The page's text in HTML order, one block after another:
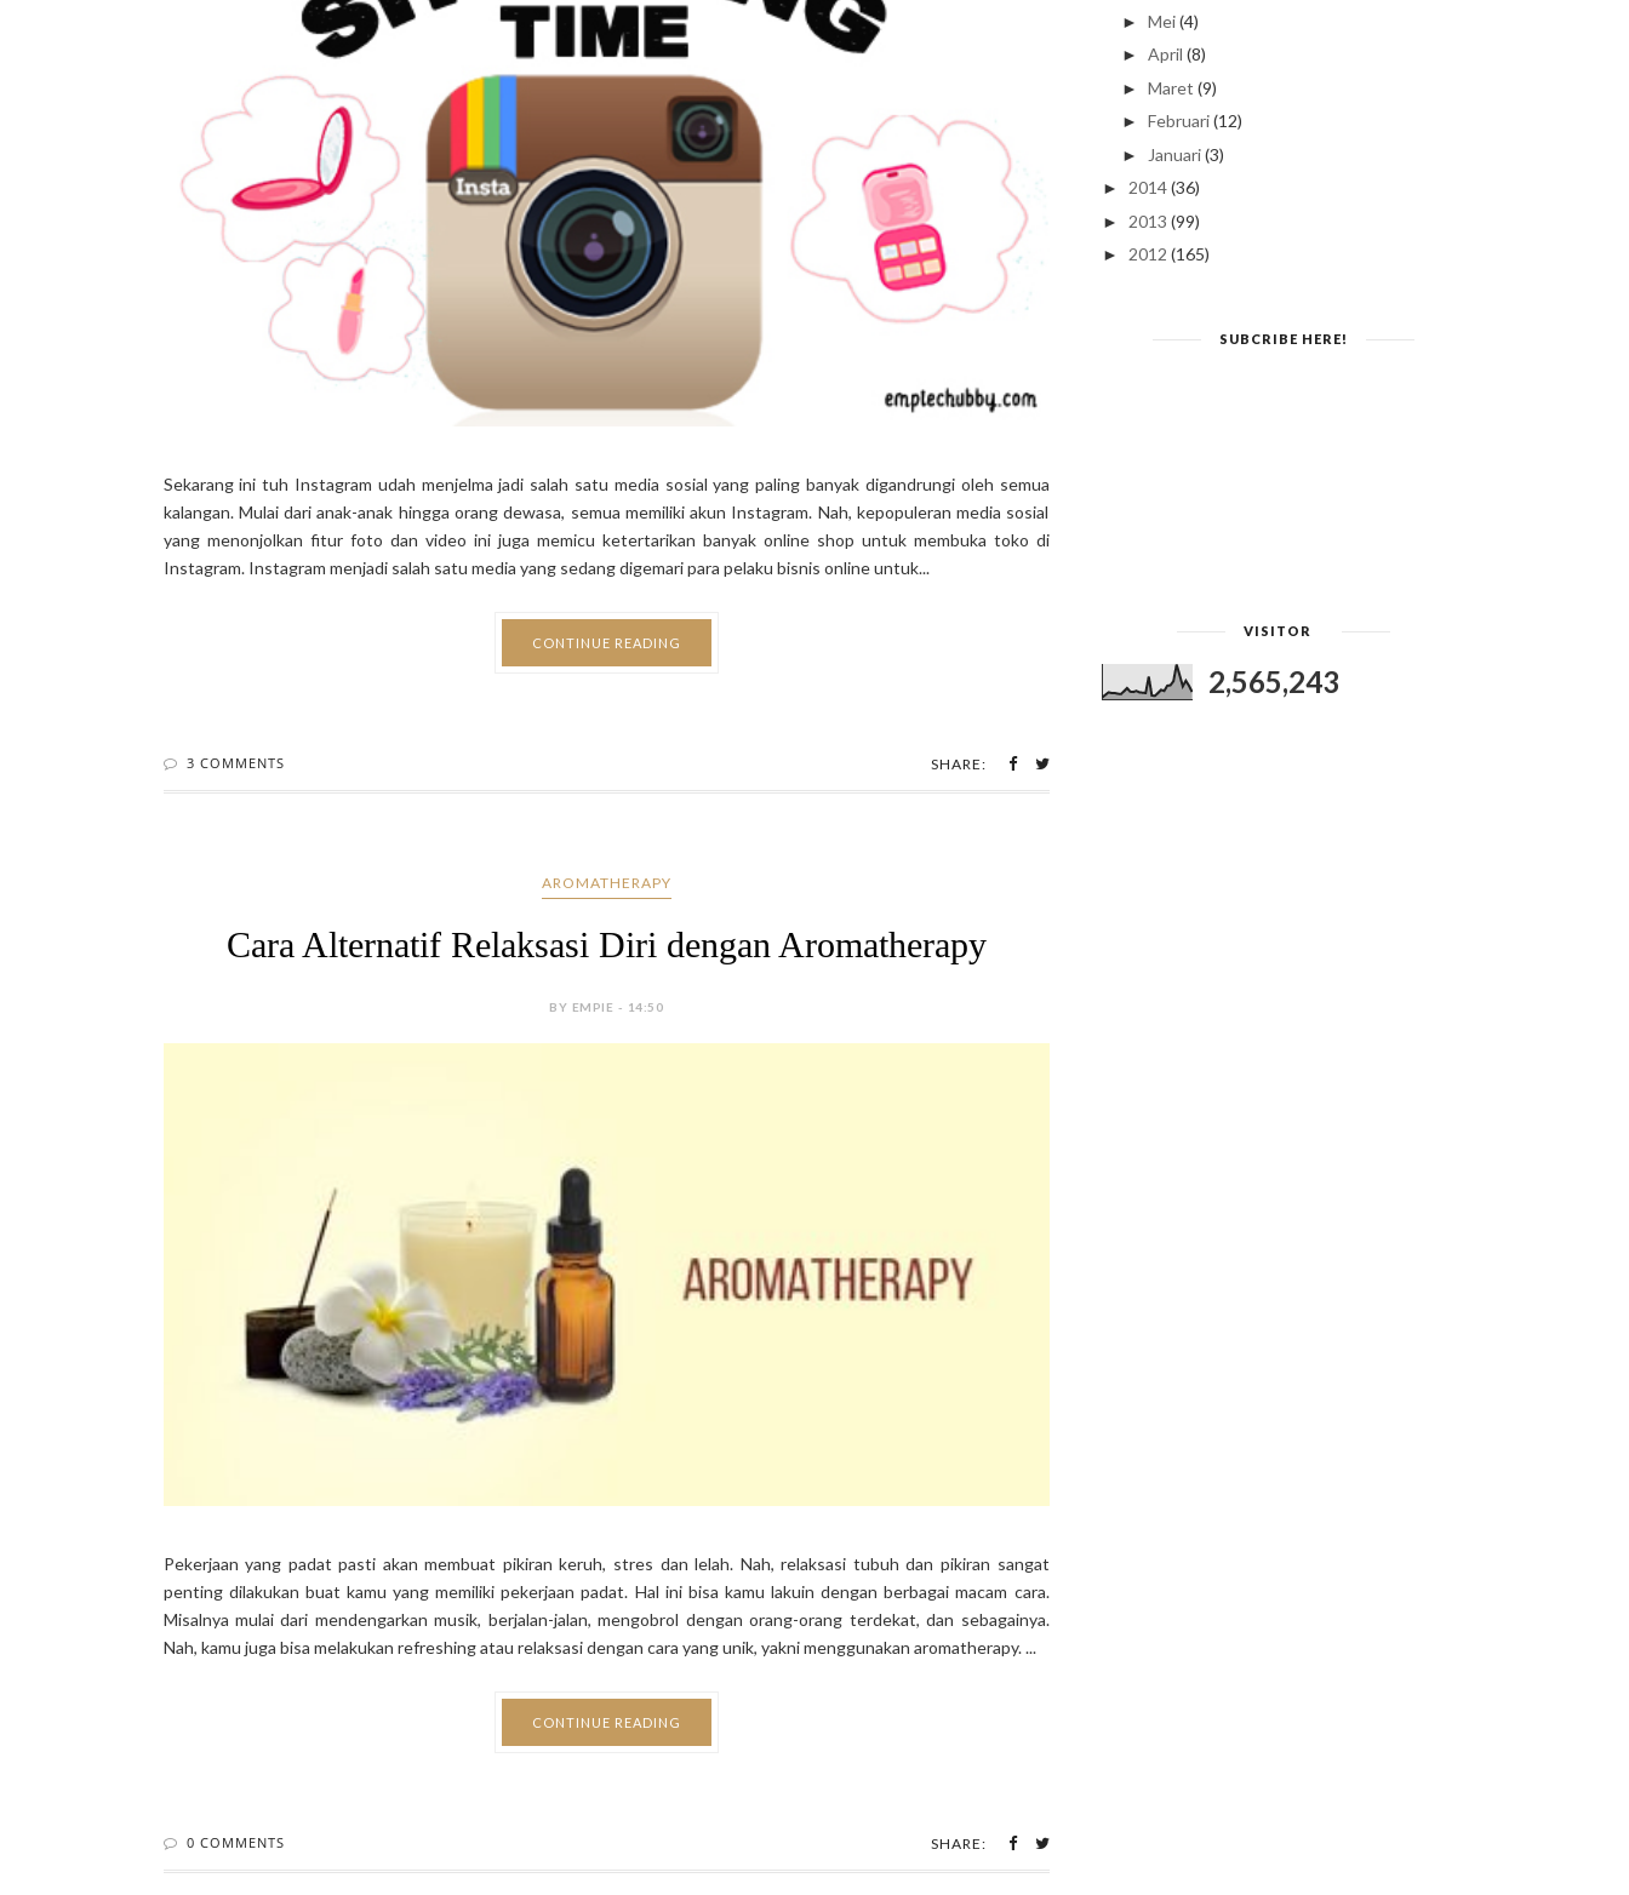
Sekarang ini tuh Instagram udah menjelma jadi salah satu media sosial yang paling banyak digandrungi oleh semua
kalangan. Mulai dari anak-anak hingga orang dewasa, semua memiliki akun Instagram. Nah, kepopuleran media sosial
yang menonjolkan fitur foto dan video ini juga memicu ketertarikan banyak online shop untuk membuka toko di
Instagram. Instagram menjadi salah satu media yang sedang digemari para pelaku bisnis online untuk...
CONTINUE READING
3 COMMENTS SHARE:
AROMATHERAPY
Cara Alternatif Relaksasi Diri dengan Aromatherapy
BY EMPIE - 14:50
Pekerjaan yang padat pasti akan membuat pikiran keruh, stres dan lelah. Nah, relaksasi tubuh dan pikiran sangat
penting dilakukan buat kamu yang memiliki pekerjaan padat. Hal ini bisa kamu lakuin dengan berbagai macam cara.
Misalnya mulai dari mendengarkan musik, berjalan-jalan, mengobrol dengan orang-orang terdekat, dan sebagainya.
Nah, kamu juga bisa melakukan refreshing atau relaksasi dengan cara yang unik, yakni menggunakan aromatherapy. ...
CONTINUE READING
0 COMMENTS SHARE:
►Mei(4)
►April (8)
►Maret (9)
►Februari(12)
► Januari(3)
► 2014 (36)
► 2013 (99)
► 2012 (165)
SUBCRIBE HERE!
VISITOR
2,565,243